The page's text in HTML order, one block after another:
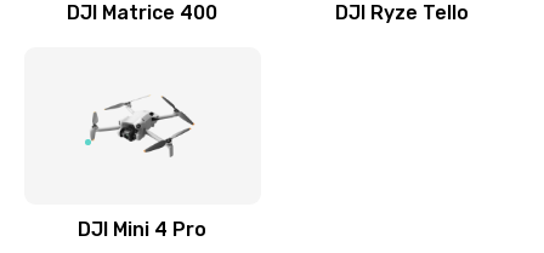
DJI Matrice 400 DJI Ryze Tello
DJI Mini 4 Pro